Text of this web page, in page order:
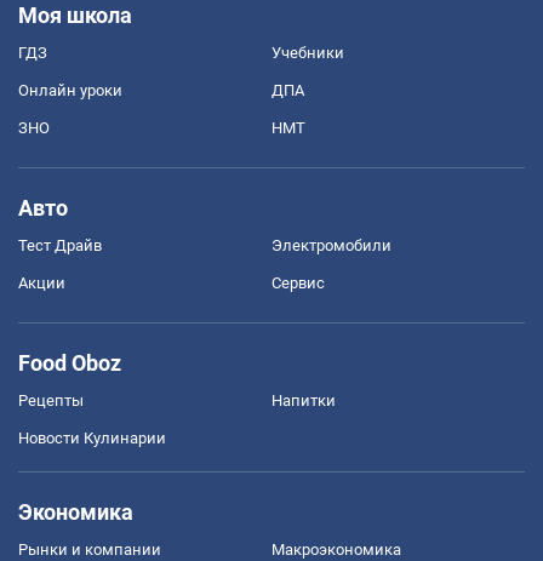
Моя школа
ГДЗ Учебники
Онлайн уроки ДПА
ЗНО НМТ
Авто
Тест Драйв Электромобили
Акции Сервис
Food Oboz
Рецепты Напитки
Новости Кулинарии
Экономика
Рынки и компании Mакроэкономика